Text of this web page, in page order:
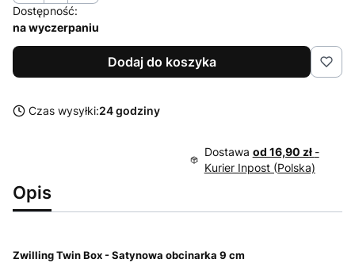
Dostępność:
na wyczerpaniu
Dodaj do koszyka
Czas wysyłki:24 godziny
Dostawa od 16,90 zł -
Kurier Inpost (Polska)
Opis
Zwilling Twin Box - Satynowa obcinarka 9 cm